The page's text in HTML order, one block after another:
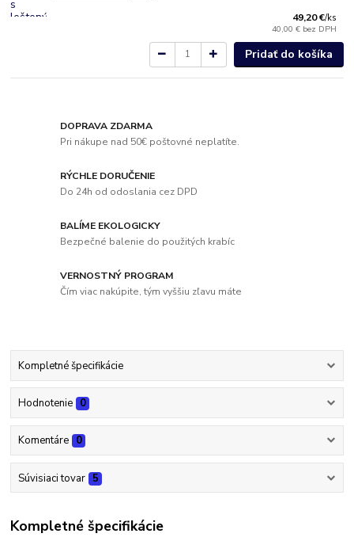
49,20 €/ks
40,00 € bez DPH
Pridať do košíka
DOPRAVA ZDARMA
Pri nákupe nad 50€ poštovné neplatíte.
RÝCHLE DORUČENIE
Do 24h od odoslania cez DPD
BALÍME EKOLOGICKY
Bezpečné balenie do použitých krabíc
VERNOSTNÝ PROGRAM
Čím viac nakúpite, tým vyššiu zľavu máte
Kompletné špecifikácie
Hodnotenie 0
Komentáre 0
Súvisiaci tovar 5
Kompletné špecifikácie